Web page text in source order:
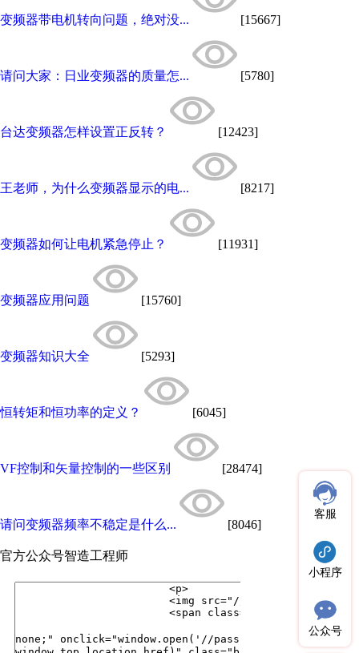
变频器带电机转向问题，绝对没... [15667]
请问大家：日业变频器的质量怎... [5780]
台达变频器怎样设置正反转？ [12423]
王老师，为什么变频器显示的电... [8217]
变频器如何让电机紧急停止？ [11931]
变频器应用问题 [15760]
变频器知识大全 [5293]
恒转矩和恒功率的定义？ [6045]
VF控制和矢量控制的一些区别 [28474]
请问变频器频率不稳定是什么... [8046]
官方公众号智造工程师
客服
小程序
公众号